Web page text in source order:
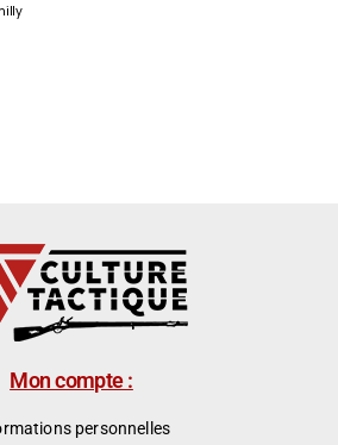
Mon compte :
personnelles